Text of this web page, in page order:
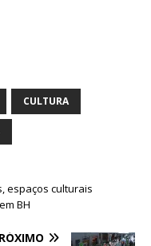
CULTURA
espaços culturais
BH